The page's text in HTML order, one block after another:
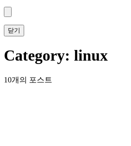
닫기
Category: linux
10개의 포스트